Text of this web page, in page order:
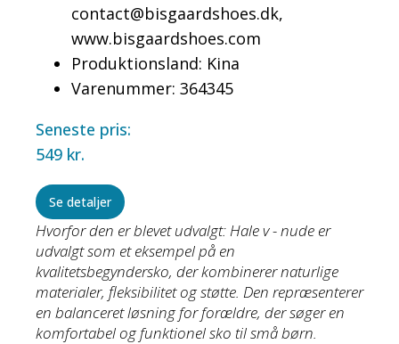
Hvorfor den er blevet udvalgt: Hale v - nude er
udvalgt som et eksempel på en
kvalitetsbegyndersko, der kombinerer naturlige
materialer, fleksibilitet og støtte. Den repræsenterer
en balanceret løsning for forældre, der søger en
komfortabel og funktionel sko til små børn.
contact@bisgaardshoes.dk,
www.bisgaardshoes.com
Produktionsland: Kina
Varenummer: 364345
Seneste pris:
549 kr.
Se detaljer